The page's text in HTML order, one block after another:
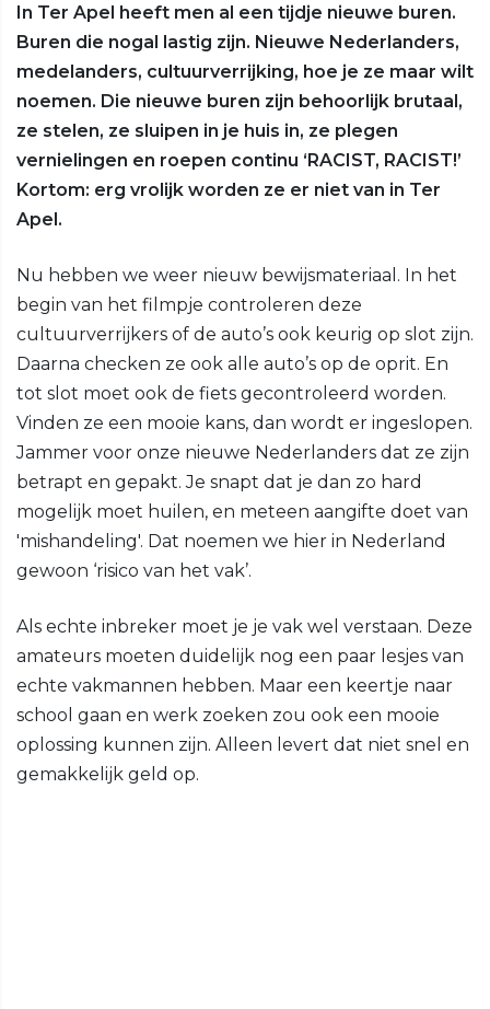
In Ter Apel heeft men al een tijdje nieuwe buren.
Buren die nogal lastig zijn. Nieuwe Nederlanders,
medelanders, cultuurverrijking, hoe je ze maar wilt
noemen. Die nieuwe buren zijn behoorlijk brutaal,
ze stelen, ze sluipen in je huis in, ze plegen
vernielingen en roepen continu ‘RACIST, RACIST!’
Kortom: erg vrolijk worden ze er niet van in Ter
Apel.
Nu hebben we weer nieuw bewijsmateriaal. In het
begin van het filmpje controleren deze
cultuurverrijkers of de auto’s ook keurig op slot zijn.
Daarna checken ze ook alle auto’s op de oprit. En
tot slot moet ook de fiets gecontroleerd worden.
Vinden ze een mooie kans, dan wordt er ingeslopen.
Jammer voor onze nieuwe Nederlanders dat ze zijn
betrapt en gepakt. Je snapt dat je dan zo hard
mogelijk moet huilen, en meteen aangifte doet van
'mishandeling'. Dat noemen we hier in Nederland
gewoon ‘risico van het vak’.
Als echte inbreker moet je je vak wel verstaan. Deze
amateurs moeten duidelijk nog een paar lesjes van
echte vakmannen hebben. Maar een keertje naar
school gaan en werk zoeken zou ook een mooie
oplossing kunnen zijn. Alleen levert dat niet snel en
gemakkelijk geld op.